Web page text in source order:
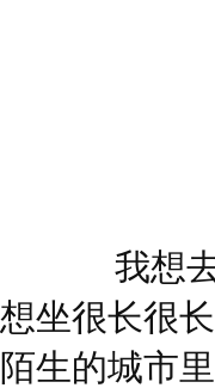
我想去
想坐很长很
陌生的城市